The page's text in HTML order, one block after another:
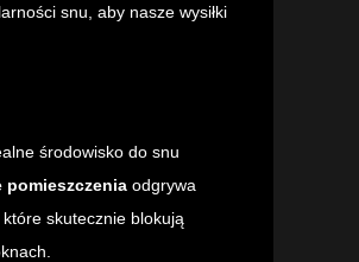
snu, aby nasze wysiłki
środowisko do snu
pomieszczenia odgrywa
skutecznie blokują